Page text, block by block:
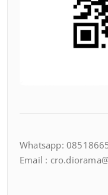
Whatsapp:
Email :